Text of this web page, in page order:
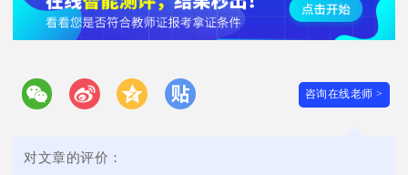
咨询在线老师 >
对文章的评价：